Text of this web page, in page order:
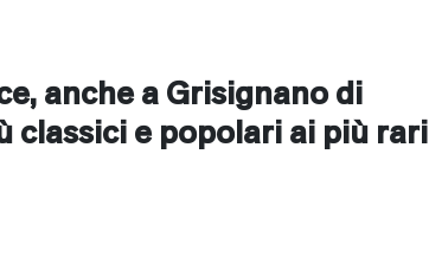
anche aGrisignano di
classici e popolari ai più rari